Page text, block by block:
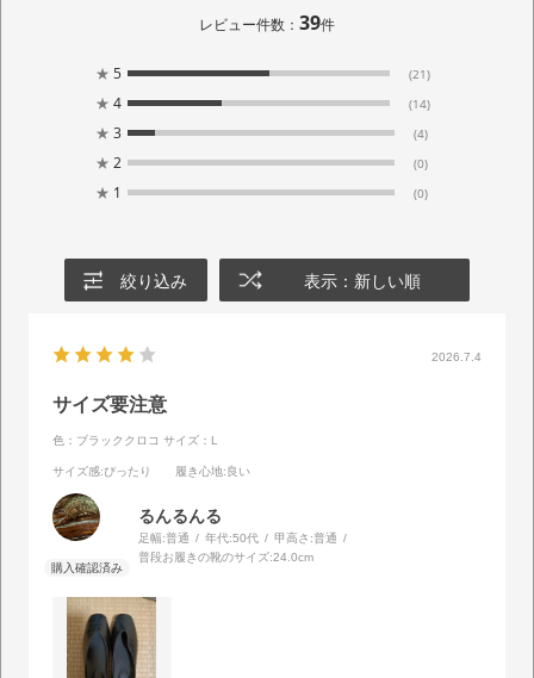
レビュー件数： 39件
★ 5 (21)
★ 4 (14)
★ 3 (4)
★ 2 (0)
★ 1 (0)
絞り込み 表示：新しい順
2026.7.4
サイズ要注意
色：ブラッククロコ サイズ：L
サイズ感:ぴったり 履き心地:良い
るんるんる
足幅:普通 年代:50代 甲高さ:普通
普段お履きの靴のサイズ:24.0cm